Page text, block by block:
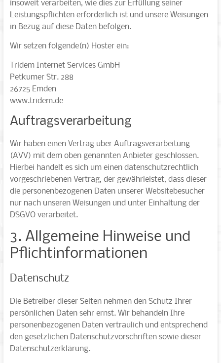
insoweit verarbeiten, wie dies zur Erfüllung seiner
Leistungspflichten erforderlich ist und unsere Weisungen
in Bezug auf diese Daten befolgen.
Wir setzen folgende(n) Hoster ein:
Tridem Internet Services GmbH
Petkumer Str. 288
26725 Emden
www.tridem.de
Auftragsverarbeitung
Wir haben einen Vertrag über Auftragsverarbeitung
(AVV) mit dem oben genannten Anbieter geschlossen.
Hierbei handelt es sich um einen datenschutzrechtlich
vorgeschriebenen Vertrag, der gewährleistet, dass dieser
die personenbezogenen Daten unserer Websitebesucher
nur nach unseren Weisungen und unter Einhaltung der
DSGVO verarbeitet.
3. Allgemeine Hinweise und
Pflicht­informationen
Datenschutz
Die Betreiber dieser Seiten nehmen den Schutz Ihrer
persönlichen Daten sehr ernst. Wir behandeln Ihre
personenbezogenen Daten vertraulich und entsprechend
den gesetzlichen Datenschutzvorschriften sowie dieser
Datenschutzerklärung.